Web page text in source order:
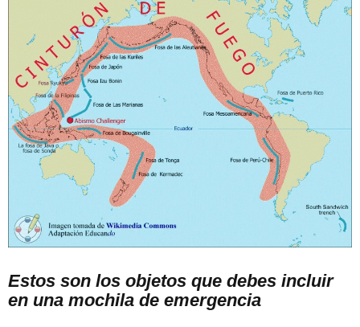
Estos son los objetos que debes incluir
en una mochila de emergencia